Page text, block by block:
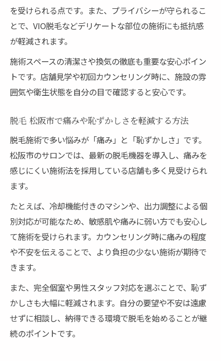
を受けられる点です。また、プライバシーが守られるこ
とで、VIO脱毛などデリケートな部位の施術にも抵抗感
が軽減されます。
施術スペースの清潔さや換気の徹底も重要な安心ポイン
トです。店舗見学や初回カウンセリング時に、施設の雰
囲気や衛生状態を自分の目で確認すると安心です。
脱毛 松阪市で痛みや恥ずかしさを軽減する方法
脱毛施術で多い悩みが「痛み」と「恥ずかしさ」です。
松阪市のサロンでは、最新の脱毛機器を導入し、痛みを
感じにくい施術法を採用している店舗も多く見受けられ
ます。
たとえば、冷却機能付きのマシンや、出力調整による個
別対応が可能なため、敏感肌や痛みに弱い方でも安心し
て施術を受けられます。カウンセリング時に痛みの程度
や不安を伝えることで、より負担の少ない施術が期待で
きます。
また、完全個室や男性スタッフ対応を選ぶことで、恥ず
かしさも大幅に軽減されます。自分の要望や不安は遠慮
せずに相談し、納得できる環境で脱毛を始めることが継
続のポイントです。